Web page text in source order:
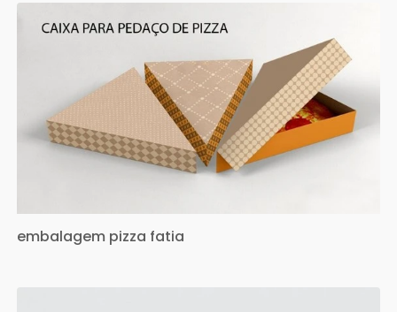
embalagem pizza fatia